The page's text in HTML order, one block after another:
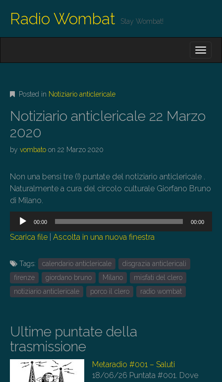
Radio Wombat Stay Wombat!
M
E
N
U
C
N
E
N
T
Posted in Notiziario anticlericale
Notiziario anticlericale 22 Marzo
2020
by vombato on 22 Marzo 2020
Non una bensì tre (!) puntate del notiziario anticlericale .
Naturalmente a cura del circolo culturale Giorfano Bruno
di Milano.
Audio
00:00 00:00
Scarica file Ascolta in una nuova finestra
Tags: calendario anticlericale
disgrazia anticlericali
firenze
giordano bruno Milano
misfati del clero
notiziario anticlericale
porco il clero radio wombat
Ultime puntate della
trasmissione
Metaradio #001 – Saluti
18/06/26 Puntata #001. Dove